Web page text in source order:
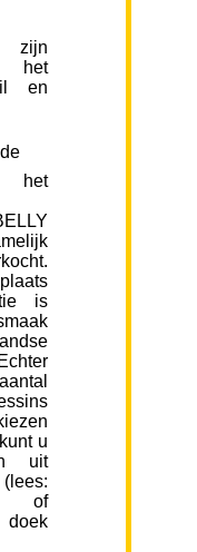
zijn
het
en
het
is
u
uit
of
doek